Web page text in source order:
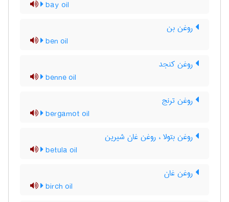
bay oil
روغن بن
ben oil
روغن کنجد
benne oil
روغن ترنج
bergamot oil
روغن بتولا ، روغن غان شیرین
betula oil
روغن غان
birch oil